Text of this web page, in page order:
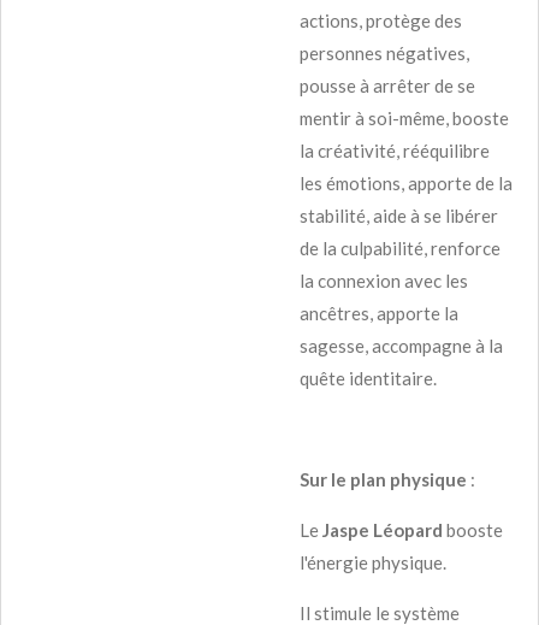
actions, protège des
personnes négatives,
pousse à arrêter de se
mentir à soi-même, booste
la créativité, rééquilibre
les émotions, apporte de la
stabilité, aide à se libérer
de la culpabilité, renforce
la connexion avec les
ancêtres, apporte la
sagesse, accompagne à la
quête identitaire.
Sur le plan physique :
LeJaspe Léopard booste
l'énergie physique.
Il stimule le système